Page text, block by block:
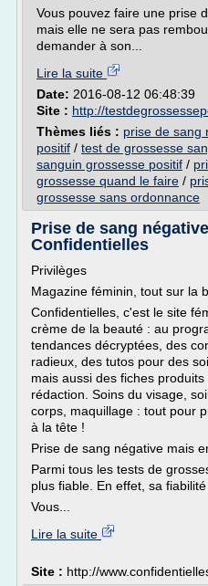
Vous pouvez faire une prise
mais elle ne sera pas
demander à son...
Lire la suite
Date: 2016-08-12 06:48:39
Site : http://
Thèmes liés : prise de sang
positif / test de grossesse
sanguin grossesse positif /
grossesse quand le faire /
grossesse sans ordonnance
Prise de sang
Confidentielles
Privilèges
Magazine féminin, tout sur la
Confidentielles, c'est le site
crème de la beauté : au
tendances décryptées, des
radieux, des tutos pour des
mais aussi des fiches
rédaction. Soins du visage,
corps, maquillage : tout pour
à la tête !
Prise de sang négative mais
Parmi tous les tests de
plus fiable. En effet, sa fiabilité
Vous...
Lire la suite
Site : http://